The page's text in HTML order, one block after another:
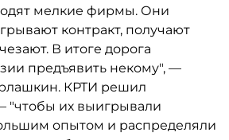
мелкие фирмы. Они
контракт, получают
В итоге дорога
предъявить некому", —
КРТИ решил
"чтобы их выигрывали
опытом и распределяли